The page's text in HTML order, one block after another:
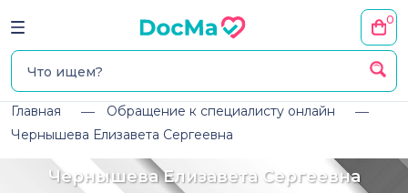
0
Главная
Обращение к специалисту онлайн
Чернышева Елизавета Сергеевна
Чернышева Елизавета Сергеевна